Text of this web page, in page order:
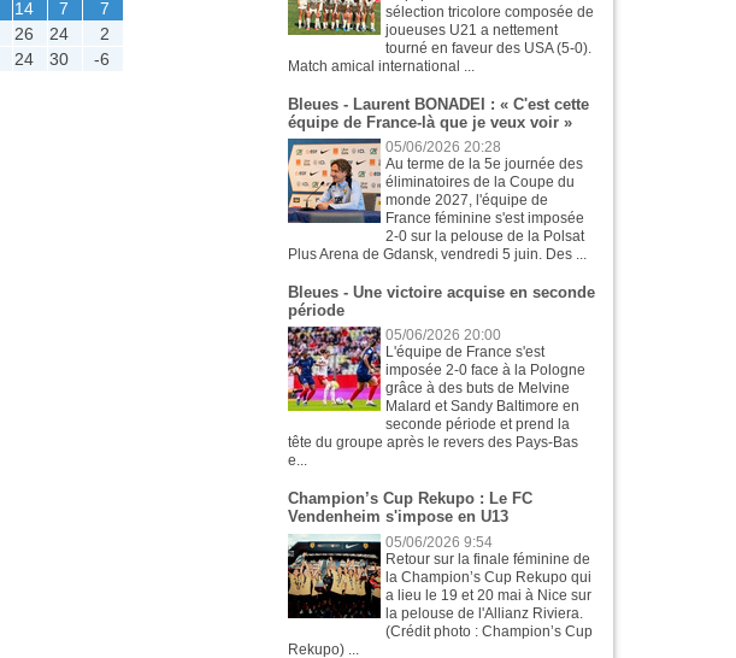
14 7
7
26 24
2
24 30 -6
sélection tricolore composée de
joueuses U21 a nettement
tourné en faveur des USA (5-0).
Match amical international ...
Bleues - Laurent BONADEI : « C'est cette
équipe de France-là que je veux voir »
05/06/2026 20:28
Au terme de la 5e journée des
éliminatoires de la Coupe du
monde 2027, l'équipe de
France féminine s'est imposée
2-0 sur la pelouse de la Polsat
Plus Arena de Gdansk, vendredi 5 juin. Des ...
Bleues - Une victoire acquise en seconde
période
05/06/2026 20:00
L'équipe de France s'est
imposée 2-0 face à la Pologne
grâce à des buts de Melvine
Malard et Sandy Baltimore en
seconde période et prend la
tête du groupe après le revers des Pays-Bas
e...
Champion’s Cup Rekupo : Le FC
Vendenheim s'impose en U13
05/06/2026 9:54
Retour sur la finale féminine de
la Champion’s Cup Rekupo qui
a lieu le 19 et 20 mai à Nice sur
la pelouse de l'Allianz Riviera.
(Crédit photo : Champion’s Cup
Rekupo) ...